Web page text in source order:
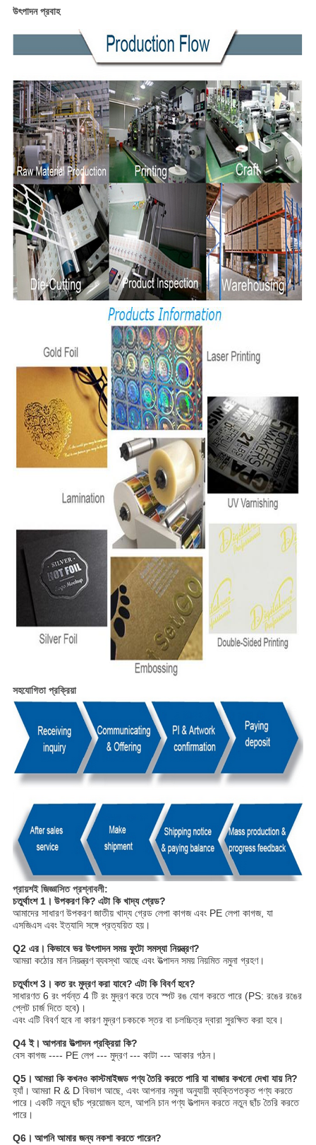
উৎপাদন প্রবাহ
সহযোগিতা প্রক্রিয়া
প্রায়শই জিজ্ঞাসিত প্রশ্নাবলী:
চতুর্থাংশ 1। উপকরণ কি? এটা কি খাদ্য গ্রেড?
আমাদের সাধারণ উপকরণ জাতীয় খাদ্য গ্রেড লেপা কাগজ এবং PE লেপা কাগজ, যা
এসজিএস এবং ইত্যাদি সঙ্গে প্রত্যয়িত হয়।
Q2 এর। কিভাবে ভর উৎপাদন সময় ফুটো সমস্যা নিয়ন্ত্রণ?
আমরা কঠোর মান নিয়ন্ত্রণ ব্যবস্থা আছে এবং উত্পাদন সময় নিয়মিত নমুনা গ্রহণ।
চতুর্থাংশ 3। কত রং মুদ্রণ করা যাবে? এটা কি বিবর্ণ হবে?
সাধারণত 6 রং পর্যন্ত 4 টি রং মুদ্রণ করে তবে স্পট রঙ যোগ করতে পারে (PS: রঙের রঙের
প্লেট চার্জ দিতে হবে)।
এবং এটি বিবর্ণ হবে না কারণ মুদ্রণ চকচকে স্তর বা চলচ্চিত্র দ্বারা সুরক্ষিত করা হবে।
Q4 ই। আপনার উত্পাদন প্রক্রিয়া কি?
বেস কাগজ ---- PE লেপ --- মুদ্রণ --- কাটা --- আকার গঠন।
Q5। আমরা কি কখনও কাস্টমাইজড পণ্য তৈরি করতে পারি যা বাজার কখনো দেখা যায় নি?
হ্যাঁ। আমরা R & D বিভাগ আছে, এবং আপনার নমুনা অনুযায়ী ব্যক্তিগতকৃত পণ্য করতে
পারে। একটি নতুন ছাঁচ প্রয়োজন হলে, আপনি চান পণ্য উত্পাদন করতে নতুন ছাঁচ তৈরি করতে
পারে।
Q6। আপনি আমার জন্য নকশা করতে পারেন?